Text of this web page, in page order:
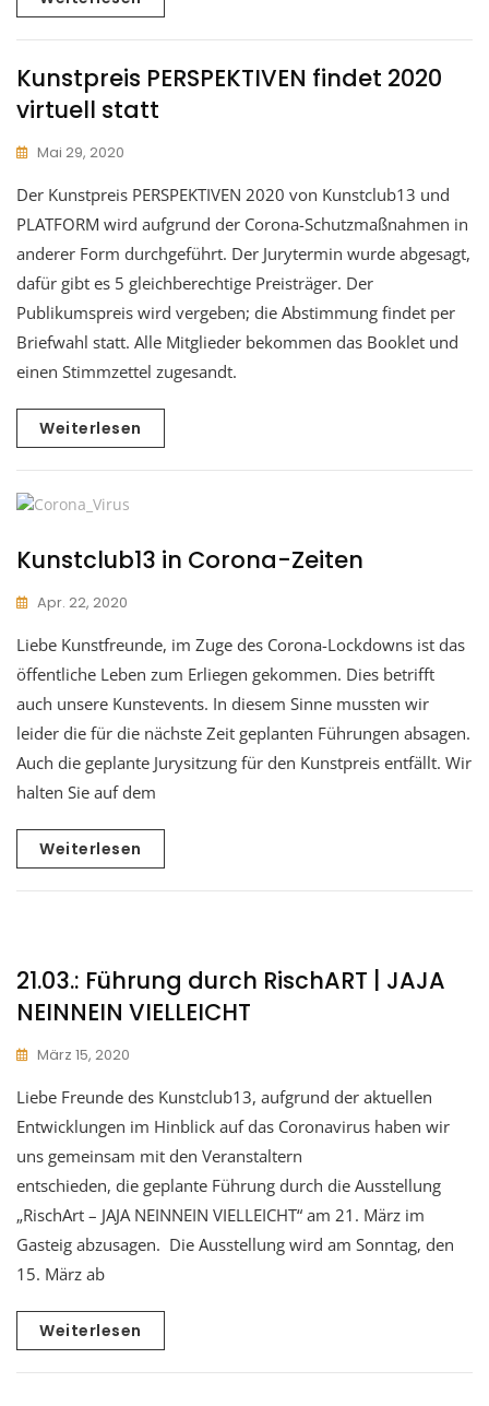
Kunstpreis PERSPEKTIVEN findet 2020
virtuell statt
Mai 29, 2020
Der Kunstpreis PERSPEKTIVEN 2020 von Kunstclub13 und
PLATFORM wird aufgrund der Corona-Schutzmaßnahmen in
anderer Form durchgeführt. Der Jurytermin wurde abgesagt,
dafür gibt es 5 gleichberechtige Preisträger. Der
Publikumspreis wird vergeben; die Abstimmung findet per
Briefwahl statt. Alle Mitglieder bekommen das Booklet und
einen Stimmzettel zugesandt.
Weiterlesen
Kunstclub13 in Corona-Zeiten
Apr. 22, 2020
Liebe Kunstfreunde, im Zuge des Corona-Lockdowns ist das
öffentliche Leben zum Erliegen gekommen. Dies betrifft
auch unsere Kunstevents. In diesem Sinne mussten wir
leider die für die nächste Zeit geplanten Führungen absagen.
Auch die geplante Jurysitzung für den Kunstpreis entfällt. Wir
halten Sie auf dem
Weiterlesen
21.03.: Führung durch RischART | JAJA
NEINNEIN VIELLEICHT
März 15, 2020
Liebe Freunde des Kunstclub13, aufgrund der aktuellen
Entwicklungen im Hinblick auf das Coronavirus haben wir
uns gemeinsam mit den Veranstaltern
entschieden, die geplante Führung durch die Ausstellung
„RischArt – JAJA NEINNEIN VIELLEICHT“ am 21. März im
Gasteig abzusagen. Die Ausstellung wird am Sonntag, den
15. März ab
Weiterlesen